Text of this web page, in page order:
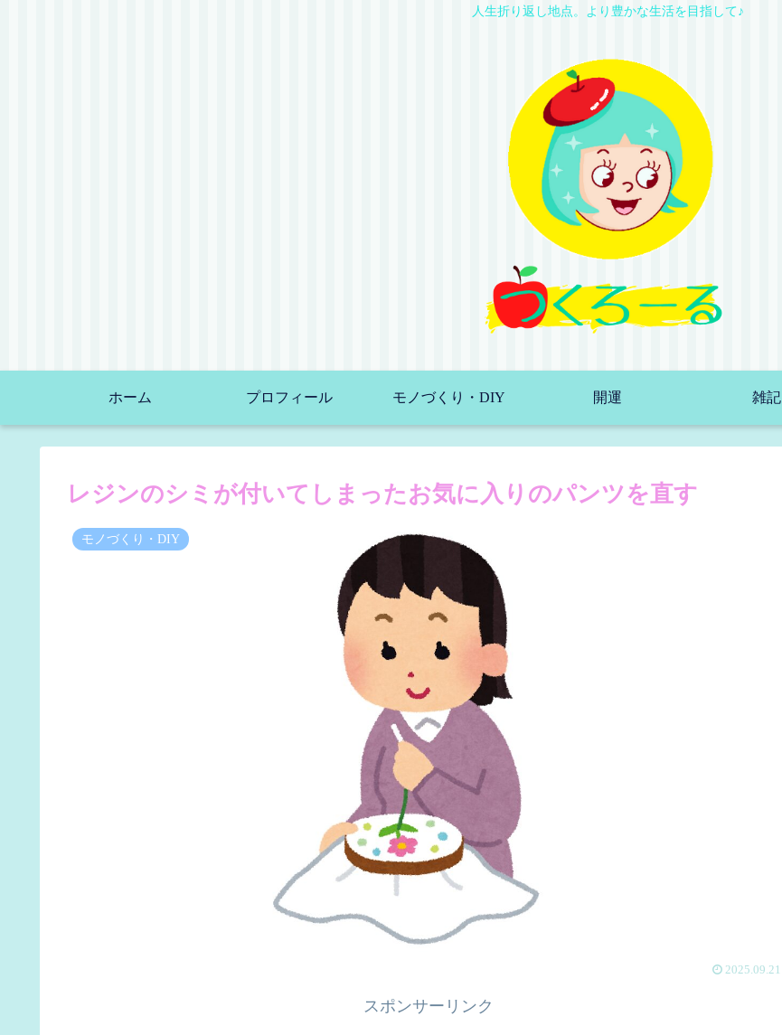
人生折り返し地点。より豊かな生活を目指して♪
ホーム プロフィール モノづくり・DIY 開運 雑記
レジンのシミが付いてしまったお気に入りのパンツを直す
モノづくり・DIY
2025.09.21
スポンサーリンク